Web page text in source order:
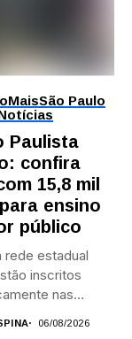
MaisSão Paulo
Paulista
confira
15,8 mil
ensino
público
rede estadual
inscritos
nas
06/08/2026